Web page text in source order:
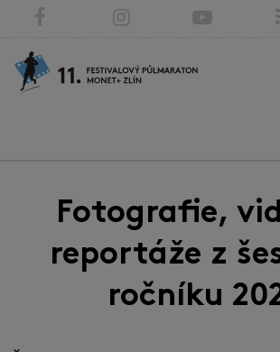
Fotografie,
reportáže z
ročníku